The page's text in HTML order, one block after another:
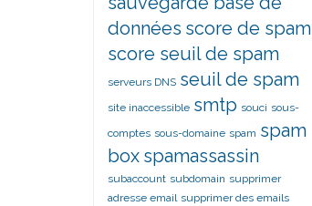
données score de spam
score seuil de spam
serveurs DNS seuil de spam
site inaccessible smtp souci sous-
comptes sous-domaine spam spam
box spamassassin
subaccount subdomain supprimer
adresse email supprimer des emails